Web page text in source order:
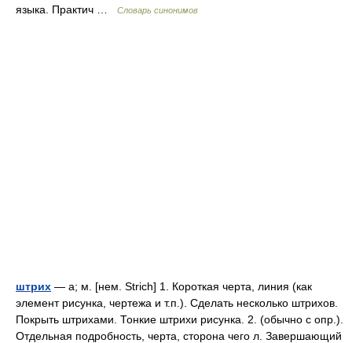
языка. Практич …
Словарь синонимов
штрих — а; м. [нем. Strich] 1. Короткая черта, линия (как
элемент рисунка, чертежа и т.п.). Сделать несколько штрихов.
Покрыть штрихами. Тонкие штрихи рисунка. 2. (обычно с опр.).
Отдельная подробность, черта, сторона чего л. Завершающий